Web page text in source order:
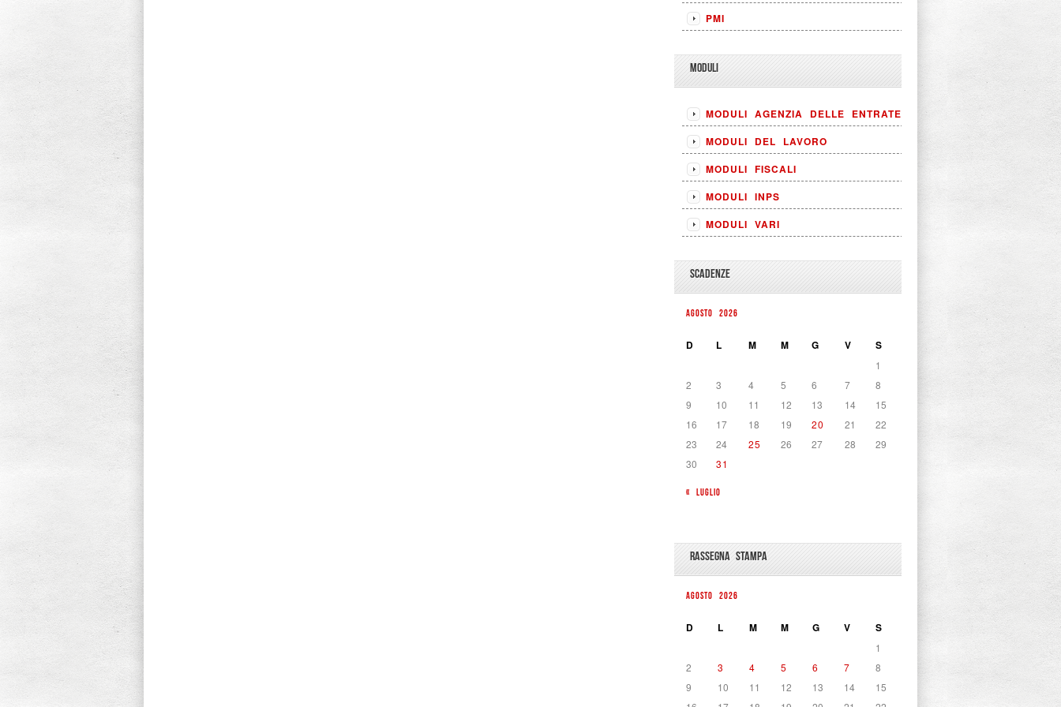
PMI
MODULI
MODULI AGENZIA DELLE ENTRATE
MODULI DEL LAVORO
MODULI FISCALI
MODULI INPS
MODULI VARI
SCADENZE
AGOSTO 2026
D L M M G V S
« LUGLIO
1
2
3 4 5 6 7
8
9
10 11 12 13 14
15
16
17 18 19 20 21
22
23
24 25 26 27 28
29
30
31
RASSEGNA STAMPA
AGOSTO 2026
D L M M G V S
1
2
3 4 5 6 7
8
9
10 11 12 13 14
15